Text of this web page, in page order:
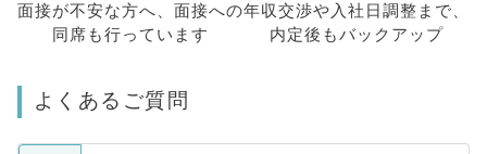
面接が不安な方へ、 面接への
同席も行っています
年収交渉や入社日調整まで、
内定後もバックアップ
よくあるご質問